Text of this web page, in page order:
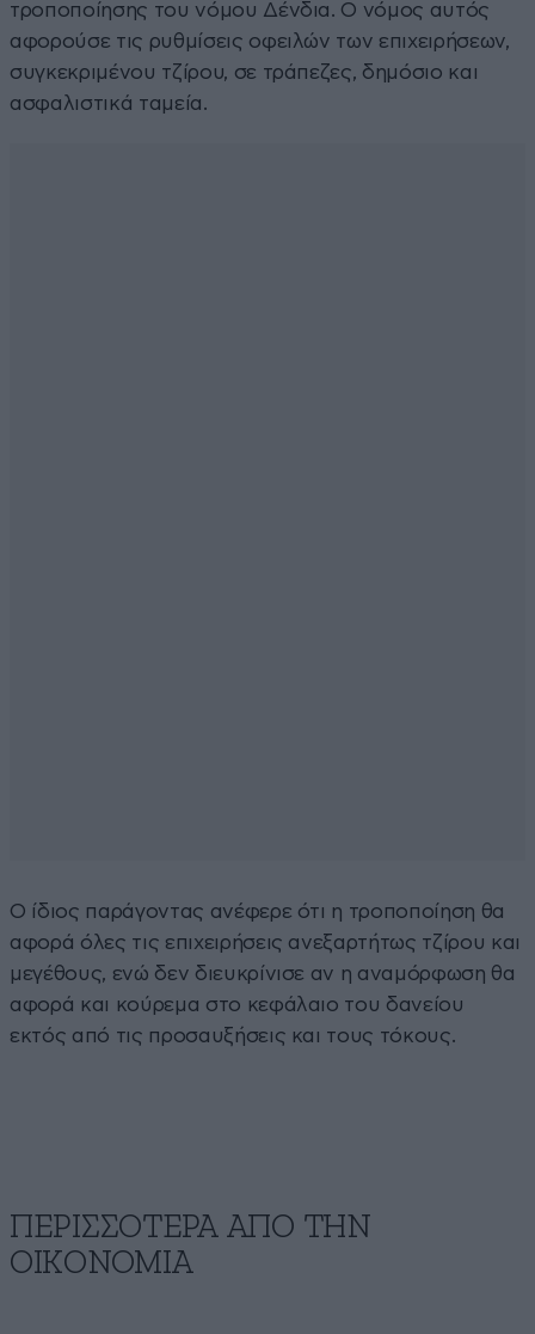
τροποποίησης του νόμου Δένδια. Ο νόμος αυτός
αφορούσε τις ρυθμίσεις οφειλών των επιχειρήσεων,
συγκεκριμένου τζίρου, σε τράπεζες, δημόσιο και
ασφαλιστικά ταμεία.
Ο ίδιος παράγοντας ανέφερε ότι η τροποποίηση θα
αφορά όλες τις επιχειρήσεις ανεξαρτήτως τζίρου και
μεγέθους, ενώ δεν διευκρίνισε αν η αναμόρφωση θα
αφορά και κούρεμα στο κεφάλαιο του δανείου
εκτός από τις προσαυξήσεις και τους τόκους.
ΠΕΡΙΣΣΟΤΕΡΑ ΑΠΟ ΤΗΝ
ΟΙΚΟΝΟΜΙΑ